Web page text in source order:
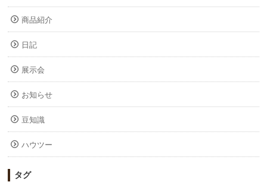
商品紹介
日記
展示会
お知らせ
豆知識
ハウツー
タグ